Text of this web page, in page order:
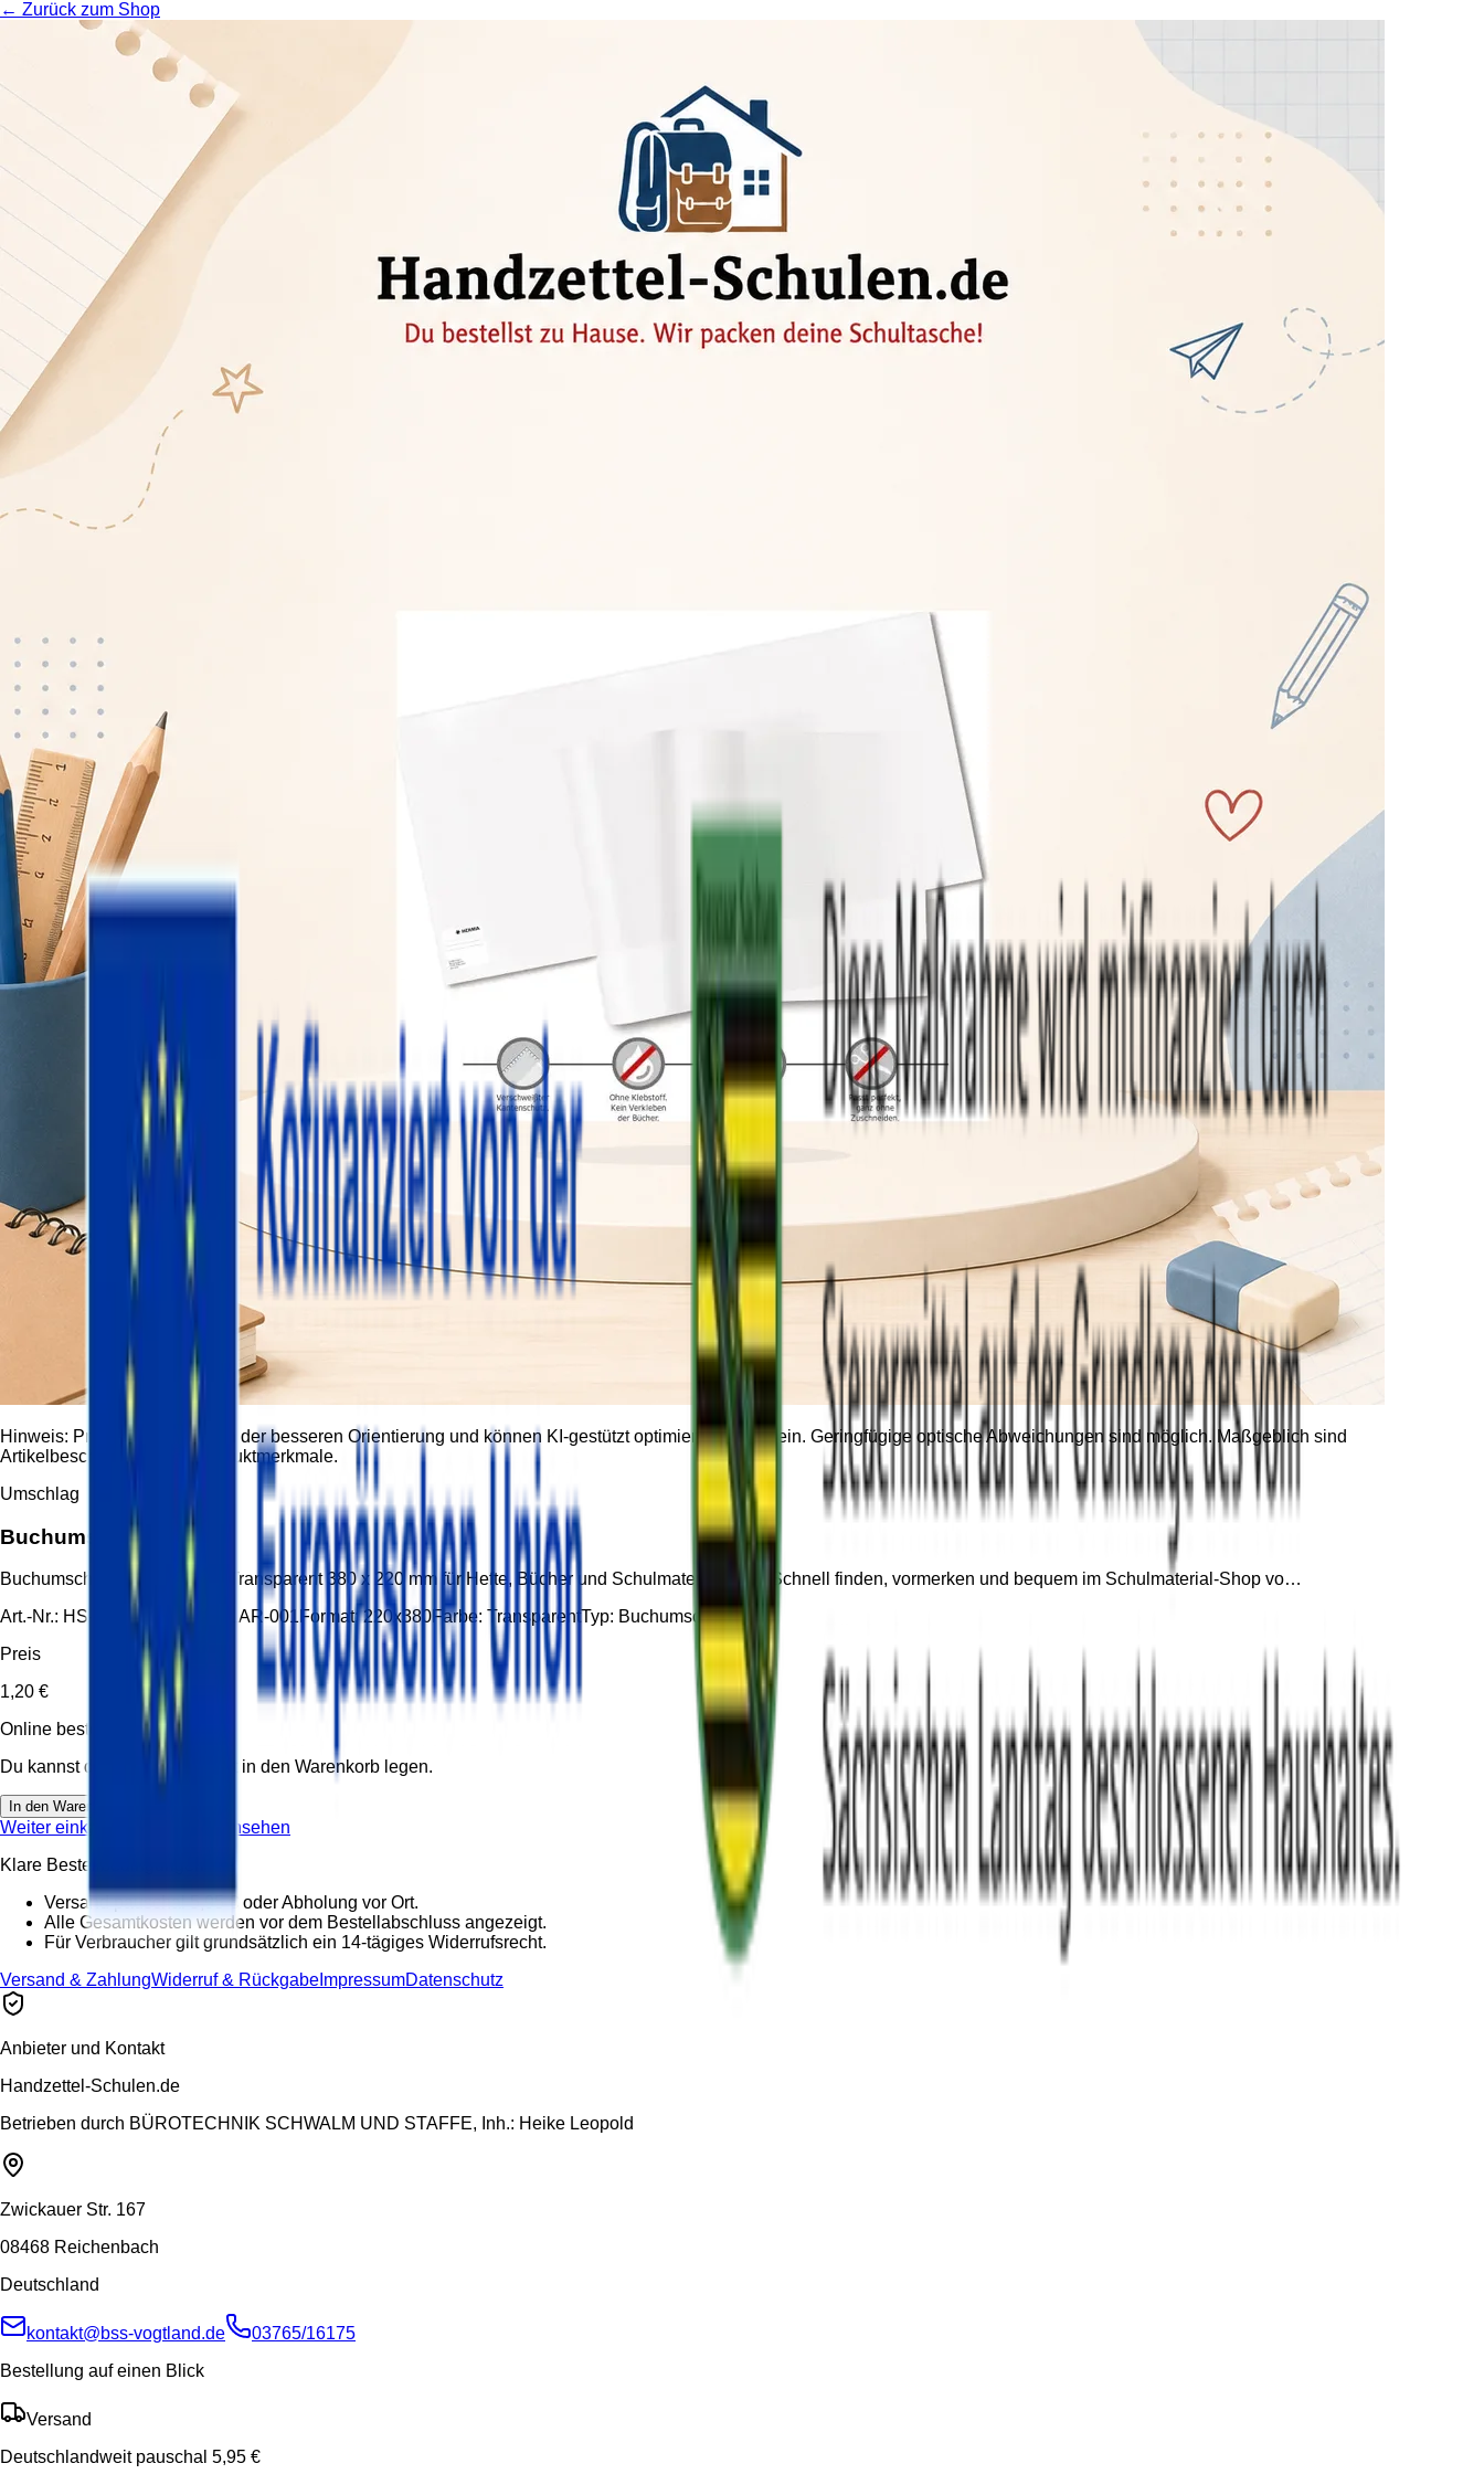
← Zurück zum Shop
Hinweis: Produktbilder dienen der besseren Orientierung und können KI-gestützt optimiert worden sein. Geringfügige optische Abweichungen sind möglich. Maßgeblich sind
Artikelbeschreibung und Produktmerkmale.
Umschlag
Buchumschlag 220
Buchumschlag 220 220x380 Transparent 380 x 220 mm für Hefte, Bücher und Schulmateriallisten. Schnell finden, vormerken und bequem im Schulmaterial-Shop vo…
Art.-Nr.: HS-UMS-220X380-KLAR-001 Format:220x380Farbe: TransparentTyp: Buchumschlag
Preis
1,20 €
Online bestellbar
Du kannst diesen Artikel direkt in den Warenkorb legen.
In den Warenkorb
Weiter einkaufen
Warenkorb ansehen
Klare Bestellbedingungen
Versand pauschal 5,95 € oder Abholung vor Ort.
Alle Gesamtkosten werden vor dem Bestellabschluss angezeigt.
Für Verbraucher gilt grundsätzlich ein 14-tägiges Widerrufsrecht.
Versand & ZahlungWiderruf & Rückgabe ImpressumDatenschutz
Anbieter und Kontakt
Handzettel-Schulen.de
Betrieben durch BÜROTECHNIK SCHWALM UND STAFFE, Inh.: Heike Leopold
Zwickauer Str. 167
08468 Reichenbach
Deutschland
kontakt@bss-vogtland.de
03765/16175
Bestellung auf einen Blick
Versand
Deutschlandweit pauschal 5,95 €